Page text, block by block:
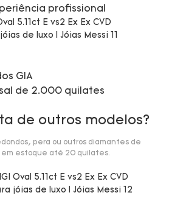
profissional
GIA
de 2.000 quilates
de outros modelos?
pera ou outros diamantes de
em estoque até 20 quilates.